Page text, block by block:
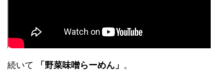
続いて 「野菜味噌らーめん」 。